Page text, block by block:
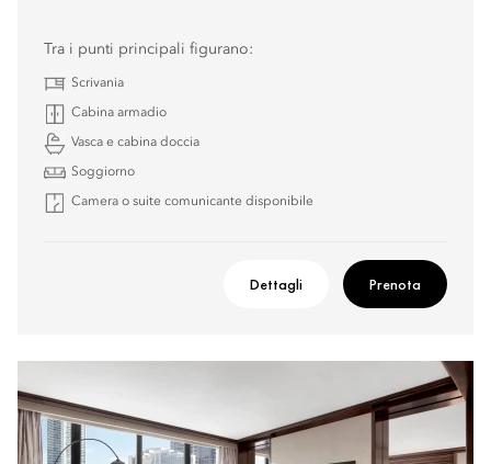
Tra i punti principali figurano:
Scrivania
Cabina armadio
Vasca e cabina doccia
Soggiorno
Camera o suite comunicante disponibile
Dettagli Prenota